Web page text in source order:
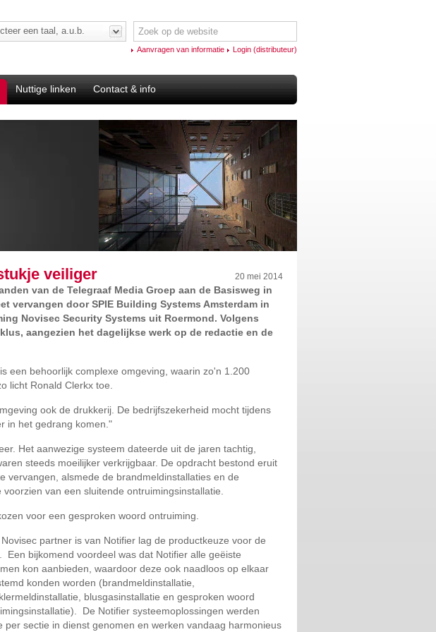
een taal, a.u.b.
Aanvragen van informatie Login (distributeur)
Nuttige linken Contact & info
veiliger 20 mei 2014
van de Telegraaf Media Groep aan de Basisweg in
vervangen door SPIE Building Systems Amsterdam in
Novisec Security Systems uit Roermond. Volgens
aangezien het dagelijkse werk op de redactie en de
een behoorlijk complexe omgeving, waarin zo'n 1.200
licht Ronald Clerkx toe.
ook de drukkerij. De bedrijfszekerheid mocht tijdens
in het gedrang komen."
Het aanwezige systeem dateerde uit de jaren tachtig,
steeds moeilijker verkrijgbaar. De opdracht bestond eruit
vervangen, alsmede de brandmeldinstallaties en de
van een sluitende ontruimingsinstallatie.
voor een gesproken woord ontruiming.
Novisec partner is van Notifier lag de productkeuze voor de
Een bijkomend voordeel was dat Notifier alle geëiste
kon aanbieden, waardoor deze ook naadloos op elkaar
konden worden (brandmeldinstallatie,
blusgasinstallatie en gesproken woord
De Notifier systeemoplossingen werden
per sectie in dienst genomen en werken vandaag harmonieus